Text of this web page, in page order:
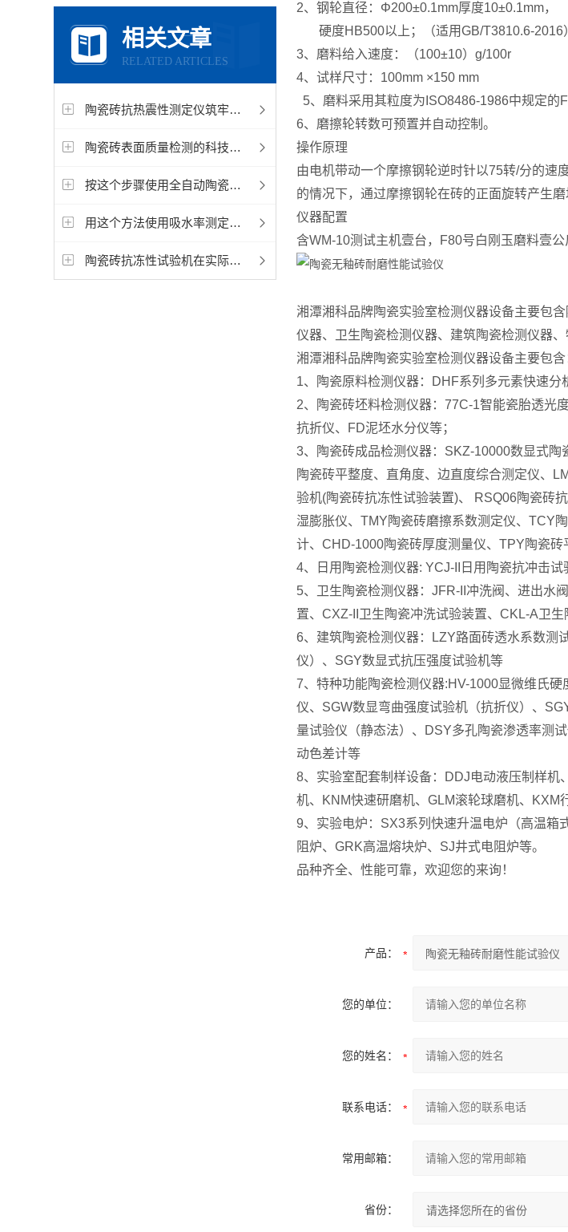
相关文章
RELATED ARTICLES
陶瓷砖抗热震性测定仪筑牢建筑安全的“热应力防线”
陶瓷砖表面质量检测的科技革新：陶瓷仪器在陶瓷砖生产中的精准护航
按这个步骤使用全自动陶瓷砖抗热震性测定仪，简单易懂！
用这个方法使用吸水率测定仪，只需要七步
陶瓷砖抗冻性试验机在实际应用上拥有特性
2、钢轮直径：Φ200±0.1mm厚度10±0.1mm，
硬度HB500以上；（适用GB/T3810.6-2016
3、磨料给入速度：（100±10）g/100r
4、试样尺寸：100mm ×150 mm
5、磨料采用其粒度为ISO8486-1986中规定的
6、磨擦轮转数可预置并自动控制。
操作原理
由电机带动一个摩擦钢轮逆时针以75转/分的速
的情况下，通过摩擦钢轮在砖的正面旋转产生
仪器配置
含WM-10测试主机壹台，F80号白刚玉磨料壹公
湘潭湘科品牌陶瓷实验室检测仪器设备主要包
仪器、卫生陶瓷检测仪器、建筑陶瓷检测仪器
湘潭湘科品牌陶瓷实验室检测仪器设备主要包含
1、陶瓷原料检测仪器：DHF系列多元素快速分
2、陶瓷砖坯料检测仪器：77C-1智能瓷胎透光
抗折仪、FD泥坯水分仪等；
3、陶瓷砖成品检测仪器：SKZ-10000数显式
陶瓷砖平整度、直角度、边直度综合测定仪、
验机(陶瓷砖抗冻性试验装置)、 RSQ06陶瓷砖
湿膨胀仪、TMY陶瓷砖磨擦系数测定仪、TCY
计、CHD-1000陶瓷砖厚度测量仪、TPY陶瓷砖
4、日用陶瓷检测仪器: YCJ-II日用陶瓷抗冲击
5、卫生陶瓷检测仪器：JFR-II冲洗阀、进出水
置、CXZ-II卫生陶瓷冲洗试验装置、CKL-A卫
6、建筑陶瓷检测仪器：LZY路面砖透水系数测
仪）、SGY数显式抗压强度试验机等
7、特种功能陶瓷检测仪器:HV-1000显微维氏
仪、SGW数显弯曲强度试验机（抗折仪）、
量试验仪（静态法）、DSY多孔陶瓷渗透率测
动色差计等
8、实验室配套制样设备：DDJ电动液压制样
机、KNM快速研磨机、GLM滚轮球磨机、KXM
9、实验电炉：SX3系列快速升温电炉（高温箱
阻炉、GRK高温熔块炉、SJ井式电阻炉等。
品种齐全、性能可靠，欢迎您的来询！
产品：
您的单位：
您的姓名：
联系电话：
常用邮箱：
省份：